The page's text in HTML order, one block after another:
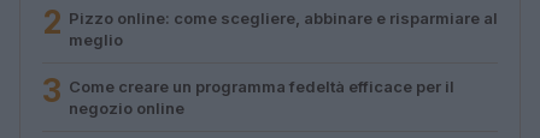
2 Pizzo online: come scegliere, abbinare e risparmiare al
meglio
3 Come creare un programma fedeltà efficace per il
negozio online